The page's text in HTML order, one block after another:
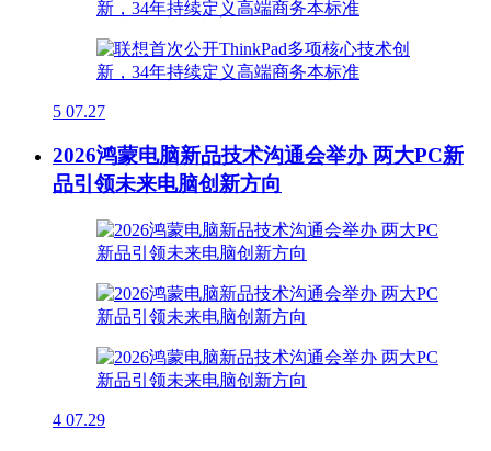
5 07.27
2026鸿蒙电脑新品技术沟通会举办 两大PC新
品引领未来电脑创新方向
4 07.29